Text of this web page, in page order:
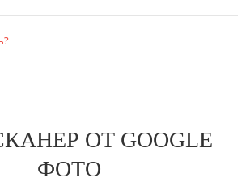
ОТ GOOGLE
ФОТО